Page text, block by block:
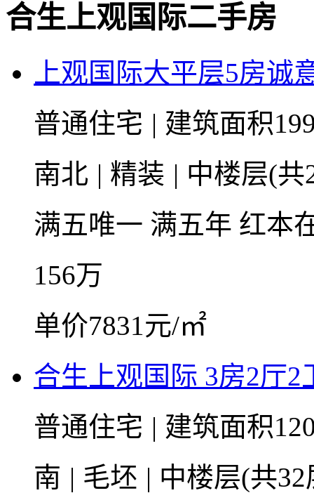
合生上观国际二手房
上观国际大平层5房诚
普通住宅 | 建筑面积
南北 | 精装 | 中楼层(
满五唯一 满五年 红本
156万
单价7831元/㎡
合生上观国际 3房2厅2
普通住宅 | 建筑面积
南 | 毛坯 | 中楼层(共